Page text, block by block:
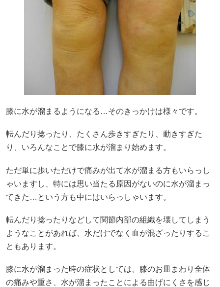
膝に水が溜まるようになる…そのきっかけは様々です。
転んだり捻ったり、たくさん歩きすぎたり、動きすぎた
り、いろんなことで膝に水が溜まり始めます。
ただ単に歩いただけで痛みが出て水が溜まる方もいらっし
ゃいますし、特には思い当たる原因がないのに水が溜まっ
てきた…という方も中にはいらっしゃいます。
転んだり捻ったりなどして関節内部の組織を壊してしまう
ようなことがあれば、水だけでなく血が混ざったりするこ
ともあります。
膝に水が溜まった時の症状としては、膝のお皿まわり全体
の痛みや重さ、水が溜まったことによる曲げにくさを感じ